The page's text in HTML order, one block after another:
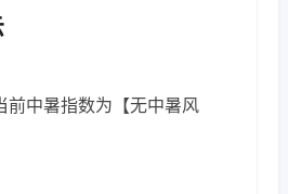
前中暑指数为【无中暑风